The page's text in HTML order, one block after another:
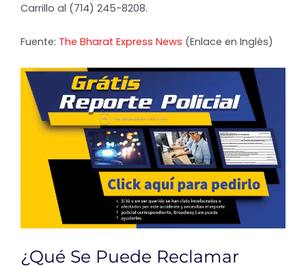
Carrillo al (714) 245-8208.
Fuente: The Bharat Express News (Enlace en Inglés)
¿Qué Se Puede Reclamar